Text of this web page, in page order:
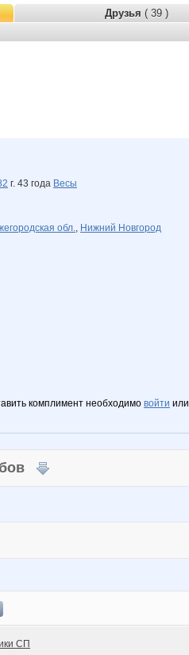
Друзья ( 39 )
г. 43 года Весы
обл., Нижний Новгород
комплимент необходимо войти или
СП